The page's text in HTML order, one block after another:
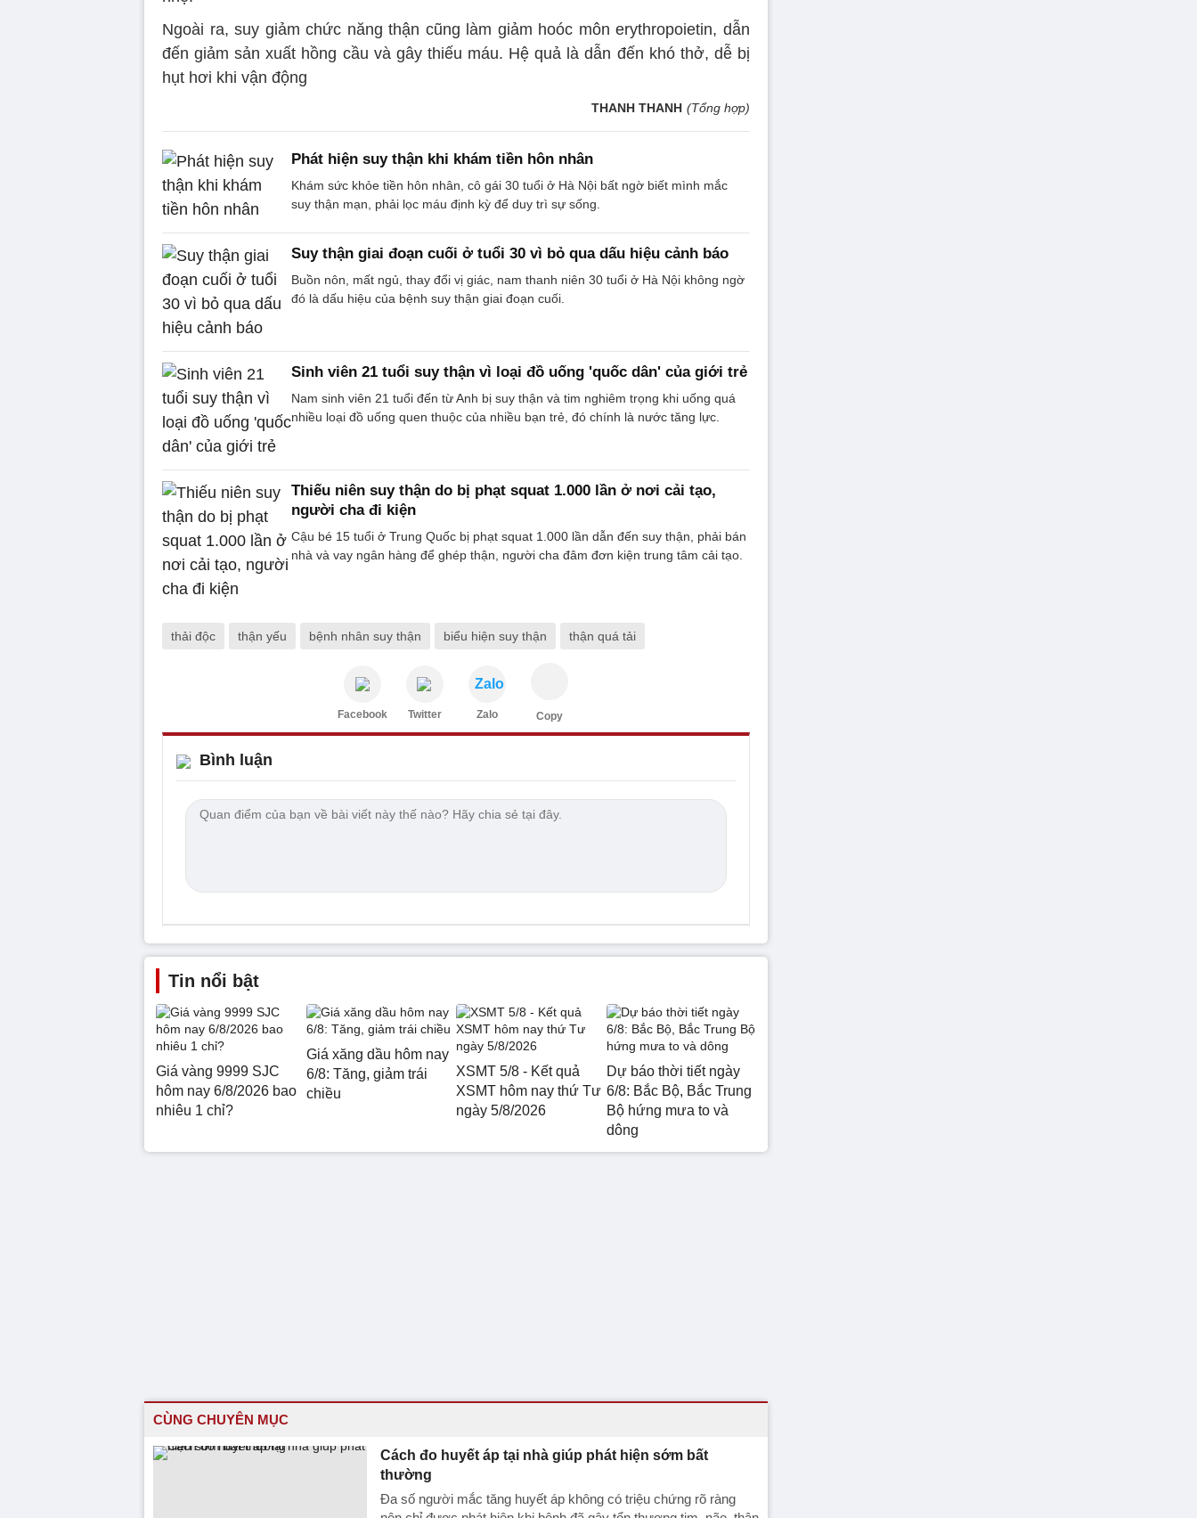
Ngoài ra, suy giảm chức năng thận cũng làm giảm hoóc môn erythropoietin, dẫn
đến giảm sản xuất hồng cầu và gây thiếu máu. Hệ quả là dẫn đến khó thở, dễ bị
hụt hơi khi vận động
THANH THANH (Tổng hợp)
Phát hiện suy thận khi khám tiền hôn nhân
Khám sức khỏe tiền hôn nhân, cô gái 30 tuổi ở Hà Nội bất ngờ biết mình mắc
suy thận mạn, phải lọc máu định kỳ để duy trì sự sống.
Suy thận giai đoạn cuối ở tuổi 30 vì bỏ qua dấu hiệu cảnh báo
Buồn nôn, mất ngủ, thay đổi vị giác, nam thanh niên 30 tuổi ở Hà Nội không ngờ
đó là dấu hiệu của bệnh suy thận giai đoạn cuối.
Sinh viên 21 tuổi suy thận vì loại đồ uống 'quốc dân' của giới trẻ
Nam sinh viên 21 tuổi đến từ Anh bị suy thận và tim nghiêm trọng khi uống quá
nhiều loại đồ uống quen thuộc của nhiều bạn trẻ, đó chính là nước tăng lực.
Thiếu niên suy thận do bị phạt squat 1.000 lần ở nơi cải tạo,
người cha đi kiện
Cậu bé 15 tuổi ở Trung Quốc bị phạt squat 1.000 lần dẫn đến suy thận, phải bán
nhà và vay ngân hàng để ghép thận, người cha đâm đơn kiện trung tâm cải tạo.
thải độc thận yếu bệnh nhân suy thận biểu hiện suy thận thận quá tải
Facebook Twitter
Zalo
Zalo Copy
Bình luận
Tin nổi bật
Giá vàng 9999 SJC
hôm nay 6/8/2026 bao
nhiêu 1 chỉ?
Giá xăng dầu hôm nay
6/8: Tăng, giảm trái
chiều
XSMT 5/8 - Kết quả
XSMT hôm nay thứ Tư
ngày 5/8/2026
Dự báo thời tiết ngày
6/8: Bắc Bộ, Bắc Trung
Bộ hứng mưa to và
dông
CÙNG CHUYÊN MỤC
Cách đo huyết áp tại nhà giúp phát hiện sớm bất
thường
Đa số người mắc tăng huyết áp không có triệu chứng rõ ràng